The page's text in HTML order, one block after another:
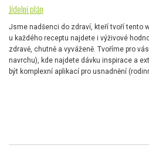
Jídelní plán
Jsme nadšenci do zdraví, kteří tvoří tento
u každého receptu najdete i výživové
zdravě, chutně a vyváženě. Tvoříme pro
navrchu), kde najdete dávku inspirace a
být komplexní aplikací pro usnadnění